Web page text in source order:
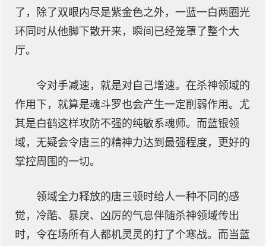
了，除了双眼内尽是紫金色之外，一蓝一白两圈光
环同时从他脚下散开来，瞬间已经笼罩了整个大
厅。
令对手减速，就是对自己增速。在杀神领域的
作用下，就算是魂斗罗也会产生一定削弱作用。尤
其是白鹤这样攻防不强的纯敏系魂师。而蓝银领
域，无疑会令唐三的精神力达到最强程度，更好的
掌控周围的一切。
领域全力释放的唐三顿时给人一种不同的感
觉，冷酷、暴戾、凶厉的气息伴随杀神领域传出
时，令在场所有人都机灵灵的打了个寒战。而当蓝